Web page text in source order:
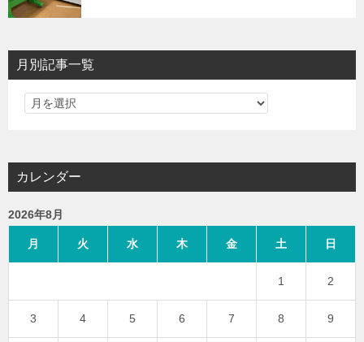
月別記事一覧
カレンダー
2026年8月
月 火 水 木 金 土 日
1 2
3 4 5 6 7 8 9